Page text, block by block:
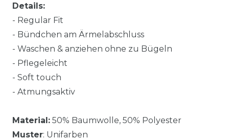
Details:
- Regular Fit
- Bündchen am Ärmelabschluss
- Waschen & anziehen ohne zu Bügeln
- Pflegeleicht
- Soft touch
- Atmungsaktiv
Material: 50% Baumwolle, 50% Polyester
Muster: Unifarben